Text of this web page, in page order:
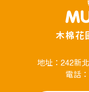
木棉花
地址：242新
電話